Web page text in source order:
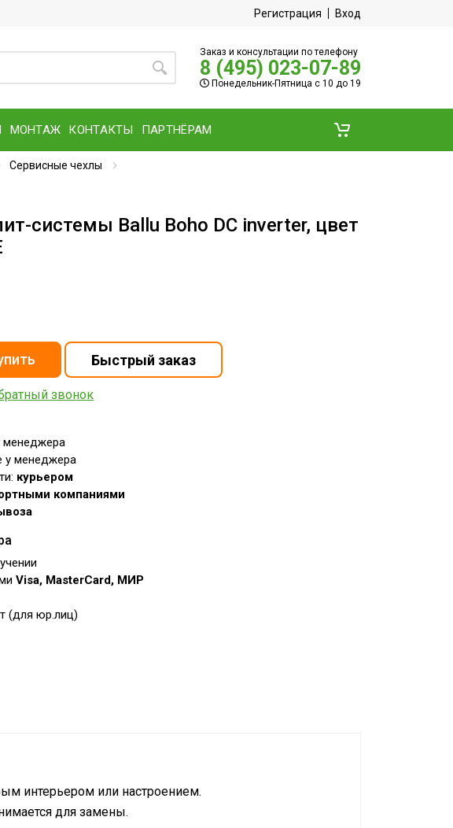
Регистрация Вход
Заказ и консультации по телефону
8 (495) 023-07-89
Понедельник-Пятница с 10 до 19
МОНТАЖ КОНТАКТЫ ПАРТНЁРАМ
Сервисные чехлы
системы Ballu Boho DC inverter, цвет
звонок
менеджера
у менеджера
курьером
компаниями
Visa, MasterCard, МИР
(для юр.лиц)
интерьером или настроением.
для замены.